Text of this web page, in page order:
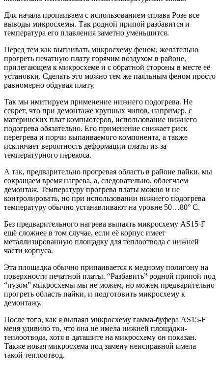
Для начала пропаиваем с использованием сплава Розе все
выводы микросхемы. Так родной припой разбавится и
температура его плавления заметно уменьшится.
Перед тем как выпаивать микросхему феном, желательно
прогреть печатную плату горячим воздухом в районе,
прилегающем к микросхеме и с обратной стороны в месте её
установки. Сделать это можно тем же паяльным феном просто
равномерно обдувая плату.
Так мы имитируем применение нижнего подогрева. Не
секрет, что при демонтаже крупных чипов, например, с
материнских плат компьютеров, использование нижнего
подогрева обязательно. Его применение снижает риск
перегрева и порчи выпаиваемого компонента, а также
исключает вероятность деформации платы из-за
температурного перекоса.
А так, предварительно прогревая область в районе пайки, мы
сокращаем время нагрева, а, следовательно, облегчаем
демонтаж. Температуру прогрева платы можно и не
контролировать, но при использовании нижнего подогрева
температуру обычно устанавливают на уровне 50…80° С.
Без предварительного нагрева выпаять микросхему AS15-F
ещё сложнее в том случае, если её корпус имеет
металлизированную площадку для теплоотвода с нижней
части корпуса.
Эта площадка обычно припаивается к медному полигону на
поверхности печатной платы. “Разбавить” родной припой под
“пузом” микросхемы мы не можем, но можем предварительно
прогреть область пайки, и подготовить микросхему к
демонтажу.
После того, как я выпаял микросхему гамма-буфера AS15-F
меня удивило то, что она не имела нижней площадки-
теплоотвода, хотя в даташите на микросхему он показан.
Также новая микросхема под замену неисправной имела
такой теплоотвод.